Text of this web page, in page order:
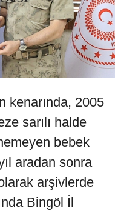
kenarında, 2005
sarılı halde
bebek
aradan sonra
arşivlerde
Bingöl İl